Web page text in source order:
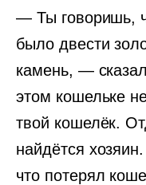
— Ты говоришь,
было двести
камень, —
этом кошельке
твой кошелёк.
найдётся
что потерял